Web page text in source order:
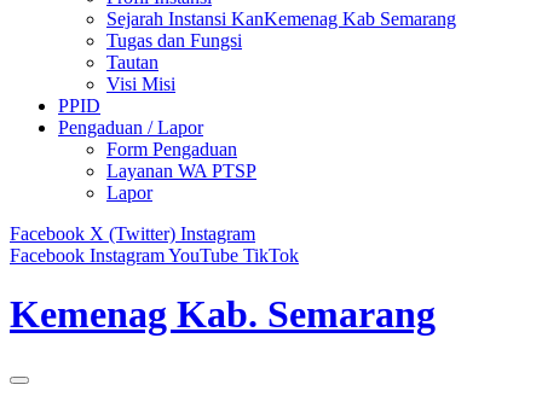
Sejarah Instansi KanKemenag Kab Semarang
Tugas dan Fungsi
Tautan
Visi Misi
PPID
Pengaduan / Lapor
Form Pengaduan
Layanan WA PTSP
Lapor
Facebook X (Twitter) Instagram
Facebook InstagramYouTube TikTok
Kemenag Kab. Semarang